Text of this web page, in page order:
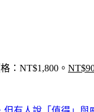
：NT$1,800。 NT$